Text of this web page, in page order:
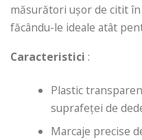
măsurători ușor de citit
făcându-le ideale atât
Caracteristici :
Plastic
suprafeței de
Marcaje precise